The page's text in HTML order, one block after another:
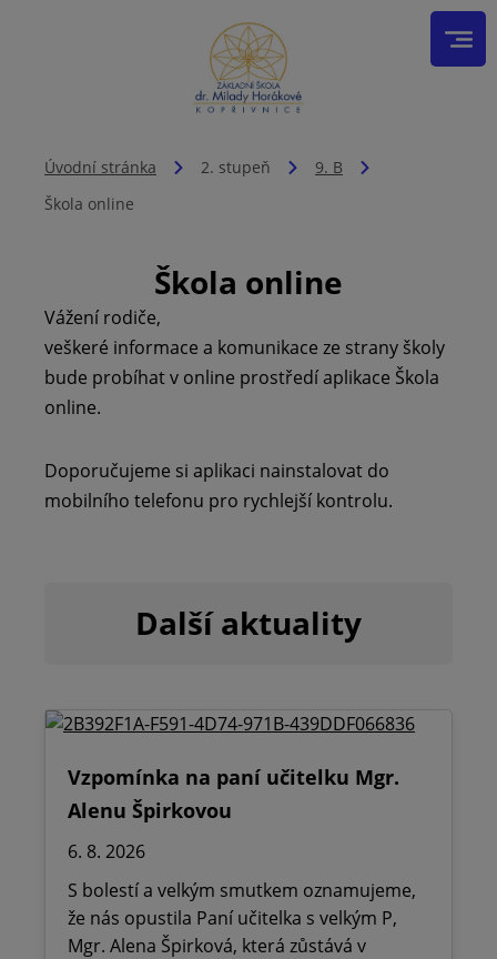
Úvodní stránka 2. stupeň
9. B
Škola online
Škola online
Vážení rodiče,
veškeré informace a komunikace ze strany školy
bude probíhat v online prostředí aplikace Škola
online.
Doporučujeme si aplikaci nainstalovat do
mobilního telefonu pro rychlejší kontrolu.
Další aktuality
Vzpomínka na paní učitelku Mgr.
Alenu Špirkovou
6. 8. 2026
S bolestí a velkým smutkem oznamujeme,
že nás opustila Paní učitelka s velkým P,
Mgr. Alena Špirková, která zůstává v